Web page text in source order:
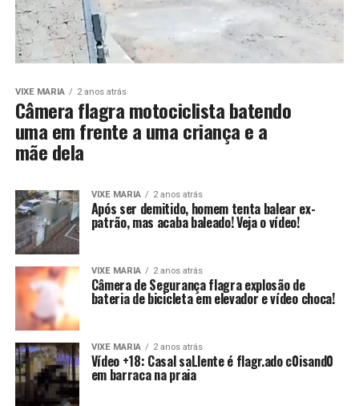
VIXE MARIA 2 anos atrás
Câmera flagra motociclista batendo
uma em frente a uma criança e a
mãe dela
VIXE MARIA 2 anos atrás
Após ser demitido, homem tenta balear ex-
patrão, mas acaba baleado! Veja o vídeo!
VIXE MARIA 2 anos atrás
Câmera de Segurança flagra explosão de
bateria de bicicleta em elevador e vídeo choca!
VIXE MARIA 2 anos atrás
Vídeo +18: Casal saLlente é flagr.ado c0isand0
em barraca na praia